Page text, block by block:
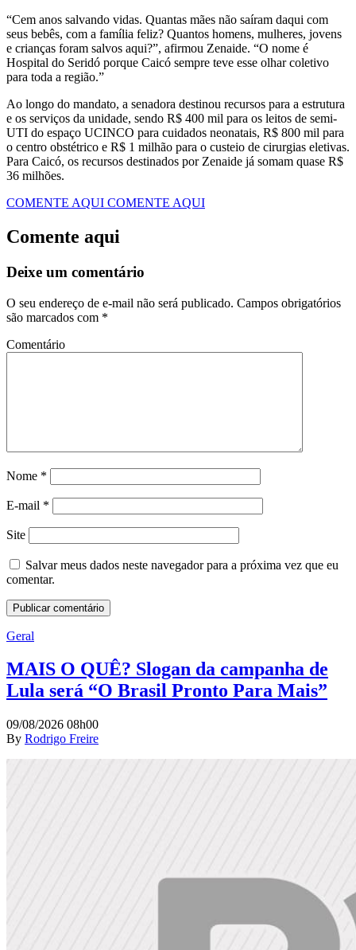
“Cem anos salvando vidas. Quantas mães não saíram daqui com
seus bebês, com a família feliz? Quantos homens, mulheres, jovens
e crianças foram salvos aqui?”, afirmou Zenaide. “O nome é
Hospital do Seridó porque Caicó sempre teve esse olhar coletivo
para toda a região.”
Ao longo do mandato, a senadora destinou recursos para a estrutura
e os serviços da unidade, sendo R$ 400 mil para os leitos de semi-
UTI do espaço UCINCO para cuidados neonatais, R$ 800 mil para
o centro obstétrico e R$ 1 milhão para o custeio de cirurgias eletivas.
Para Caicó, os recursos destinados por Zenaide já somam quase R$
36 milhões.
COMENTE AQUI COMENTE AQUI
Comente aqui
Deixe um comentário
O seu endereço de e-mail não será publicado. Campos obrigatórios
são marcados com *
Comentário
Nome *
E-mail *
Site
Salvar meus dados neste navegador para a próxima vez que eu
comentar.
Geral
MAIS O QUÊ? Slogan da campanha de
Lula será “O Brasil Pronto Para Mais”
09/08/2026 08h00
By Rodrigo Freire